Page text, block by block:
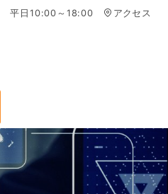
平日10:00～18:00 アクセス